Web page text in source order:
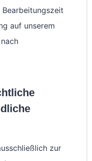
auf unserem
zur